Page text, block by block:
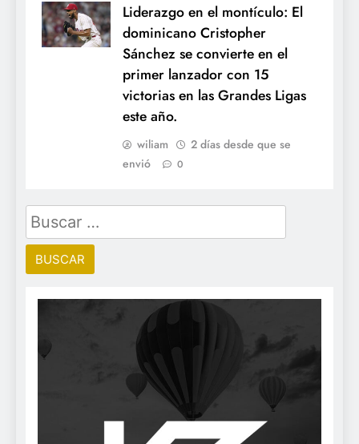
Liderazgo en el montículo: El
dominicano Cristopher
Sánchez se convierte en el
primer lanzador con 15
victorias en las Grandes Ligas
este año.
wiliam
2 días desde que se
envió
0
Buscar: